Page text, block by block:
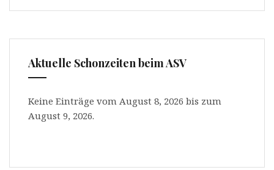
Aktuelle Schonzeiten beim ASV
Keine Einträge vom August 8, 2026 bis zum
August 9, 2026.